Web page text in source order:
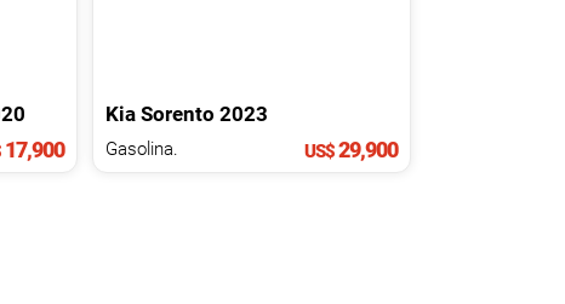
17,900
Kia Sorento 2023
Gasolina. US$29,900